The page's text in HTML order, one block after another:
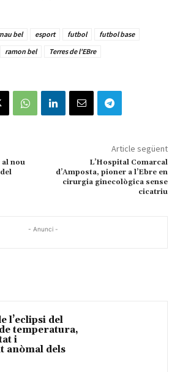
bel esport futbol
futbol base
ramon bel
Terres de l'EBre
nou
Article següent
L’Hospital Comarcal
d’Amposta, pioner a l’Ebre en
cirurgia ginecològica sense
cicatriu
- Anunci -
l’eclipsi del
temperatura,
i
anòmal dels